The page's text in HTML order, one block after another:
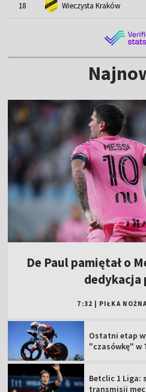
18 Wieczysta Kraków
De Paul pamiętał o
dedykacja
7:32 PIŁKA
Ostatni etap
"czasówkę" w
Betclic 1 Liga:
transmisji